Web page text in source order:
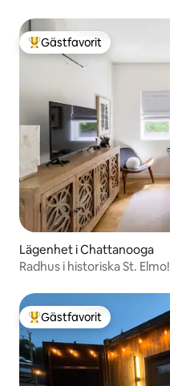
Populär gästfavorit
Gästfavorit
Lägenhet i Chattanooga
Radhus i historiska St. Elmo!
Populär gästfavorit
Gästfavorit